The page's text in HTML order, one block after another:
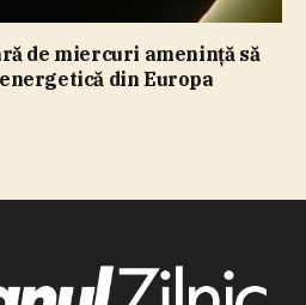
de miercuri ameninţă să
din Europa